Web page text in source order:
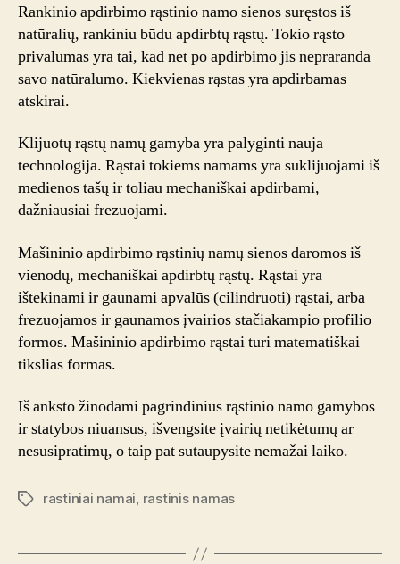
Rankinio apdirbimo rąstinio namo sienos suręstos iš
natūralių, rankiniu būdu apdirbtų rąstų. Tokio rąsto
privalumas yra tai, kad net po apdirbimo jis nepraranda
savo natūralumo. Kiekvienas rąstas yra apdirbamas
atskirai.
Klijuotų rąstų namų gamyba yra palyginti nauja
technologija. Rąstai tokiems namams yra suklijuojami iš
medienos tašų ir toliau mechaniškai apdirbami,
dažniausiai frezuojami.
Mašininio apdirbimo rąstinių namų sienos daromos iš
vienodų, mechaniškai apdirbtų rąstų. Rąstai yra
ištekinami ir gaunami apvalūs (cilindruoti) rąstai, arba
frezuojamos ir gaunamos įvairios stačiakampio profilio
formos. Mašininio apdirbimo rąstai turi matematiškai
tikslias formas.
Iš anksto žinodami pagrindinius rąstinio namo gamybos
ir statybos niuansus, išvengsite įvairių netikėtumų ar
nesusipratimų, o taip pat sutaupysite nemažai laiko.
Tagsrastiniai namai, rastinis namas